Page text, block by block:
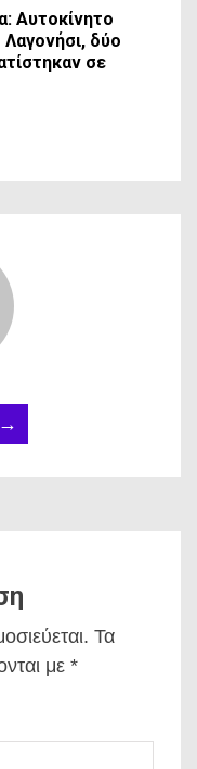
Αυτοκίνητο
δύο
σε
Τα
με *